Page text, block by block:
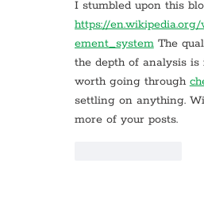
I stumbled upon this
https://
ement_system The
the depth of analysis is
worth going through
settling on anything.
more of your posts.